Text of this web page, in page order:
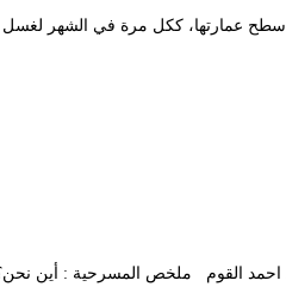
إلى سطح عمارتها، ككل مرة في الشهر
احمد القوم ملخص المسرحية : أين